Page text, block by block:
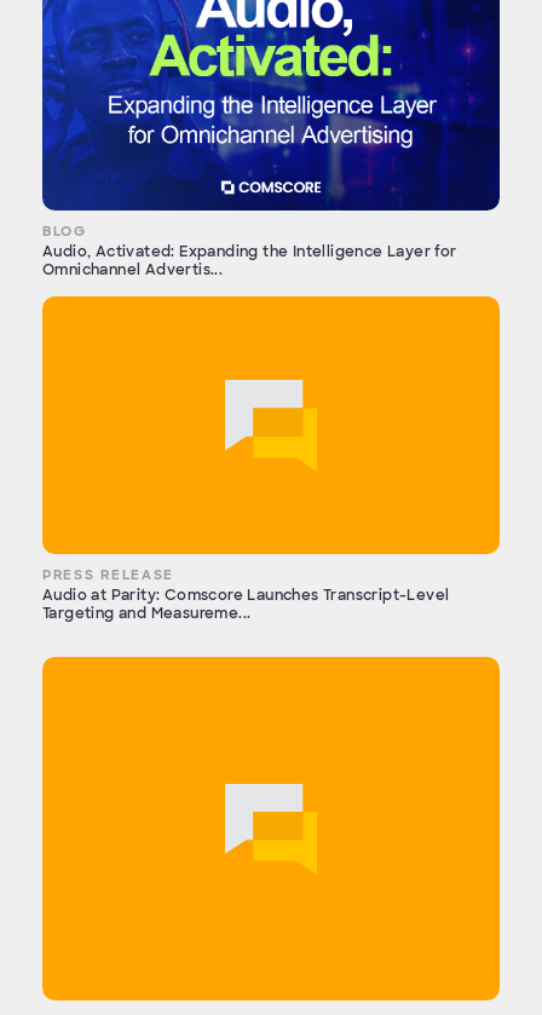
BLOG
Audio, Activated: Expanding the Intelligence Layer for
Omnichannel Advertis...
PRESS RELEASE
Audio at Parity: Comscore Launches Transcript-Level
Targeting and Measureme...